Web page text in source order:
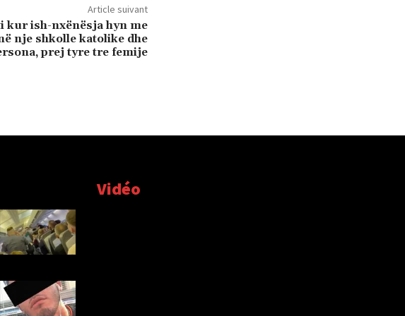
Article suivant
kur ish-nxënësja hyn me
nje shkolle katolike dhe
prej tyre tre femije
Vidéo